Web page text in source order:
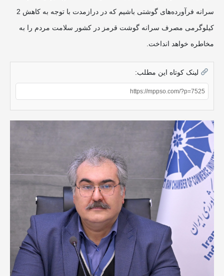
سرانه فرآورده‌‌های گوشتی باشیم که در درازمدت با توجه به کاهش 2
کیلوگرمی مصرف سرانه گوشت قرمز در کشور سلامت مردم را به
مخاطره خواهد انداخت.
لینک کوتاه این مطلب: